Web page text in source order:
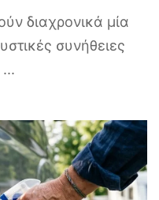
διαχρονικά μία
συνήθειες
...